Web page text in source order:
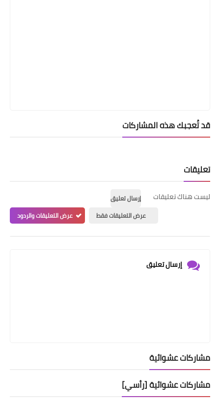
قد تُعجبك هذه المشاركات
تعليقات
ليست هناك تعليقات
إرسال تعليق
عرض التعليقات فقط
عرض التعليقات والردود
إرسال تعليق
مشاركات عشوائية
مشاركات عشوائية [رأسي]